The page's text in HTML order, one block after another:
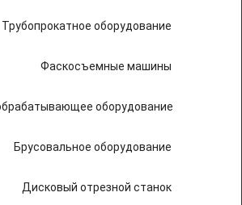
Трубопрокатное оборудование
Фаскосъемные машины
оборудование
Брусовальное оборудование
Дисковый отрезной станок